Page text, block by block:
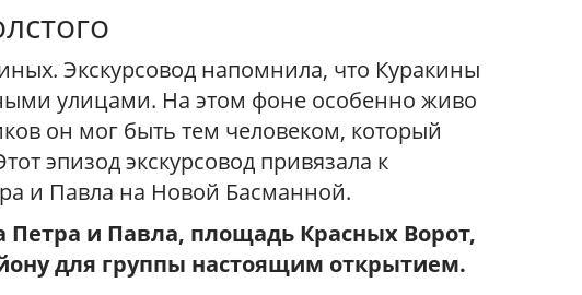
Экскурсовод напомнила, что Куракины
улицами. На этом фоне особенно живо
он мог быть тем человеком, который
эпизод экскурсовод привязала к
и Павла на Новой Басманной.
и Павла, площадь Красных Ворот,
для группы настоящим открытием.